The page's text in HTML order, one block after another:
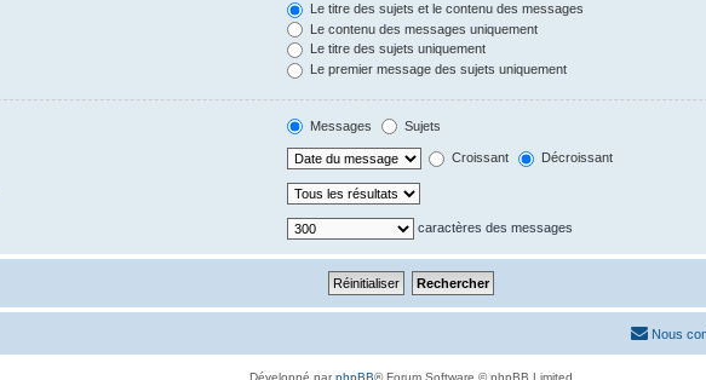
Le titre des sujets et le contenu des messages
Le contenu des messages uniquement
Le titre des sujets uniquement
Le premier message des sujets uniquement
Messages Sujets
Croissant Décroissant
caractères des messages
Nous
Développé parphpBB® Forum Software © phpBB Limited